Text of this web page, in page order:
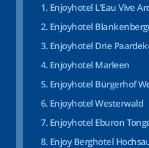
Enjoyhotel L’Eau Vive
Enjoyhotel
Enjoyhotel Drie
Enjoyhotel Marleen
Enjoyhotel Bürgerhof
Enjoyhotel Westerwald
Enjoyhotel Eburon
Enjoy Berghotel